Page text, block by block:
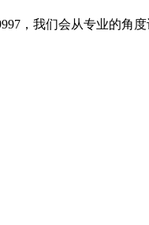
，我们会从专业的